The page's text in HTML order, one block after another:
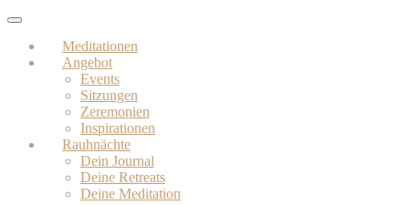
Skip
main
content
Toggle
navigationMeditationen
Angebot
Events
Sitzungen
Zeremonien
Inspirationen
Rauhnächte
Dein Journal
Deine Retreats
Deine Meditation